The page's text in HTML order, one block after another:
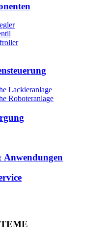
Lackieranlage
Roboteranlage
Anwendungen